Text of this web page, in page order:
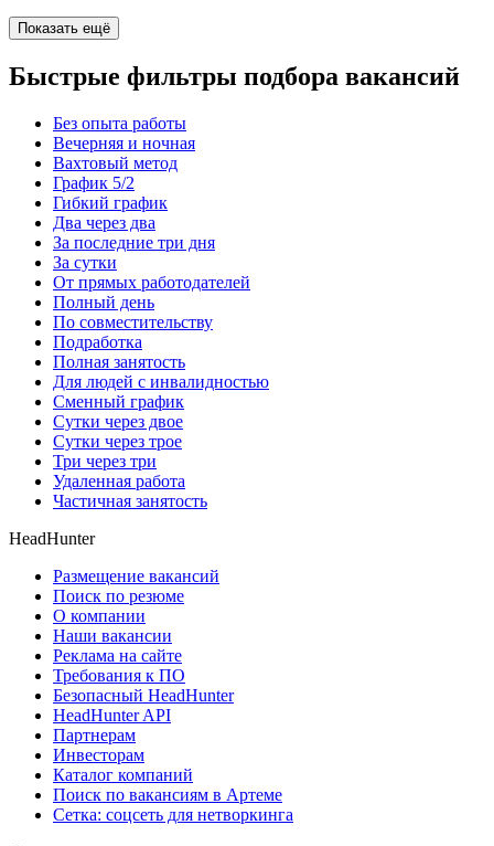
Показать ещё
Быстрые фильтры подбора вакансий
Без опыта работы
Вечерняя и ночная
Вахтовый метод
График 5/2
Гибкий график
Два через два
За последние три дня
За сутки
От прямых работодателей
Полный день
По совместительству
Подработка
Полная занятость
Для людей с инвалидностью
Сменный график
Сутки через двое
Сутки через трое
Три через три
Удаленная работа
Частичная занятость
HeadHunter
Размещение вакансий
Поиск по резюме
О компании
Наши вакансии
Реклама на сайте
Требования к ПО
Безопасный HeadHunter
HeadHunter API
Партнерам
Инвесторам
Каталог компаний
Поиск по вакансиям в Артеме
Сетка: соцсеть для нетворкинга